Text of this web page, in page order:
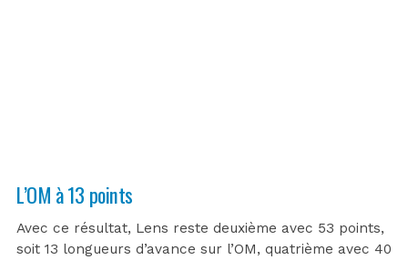
L’OM à 13 points
Avec ce résultat, Lens reste deuxième avec 53 points,
soit 13 longueurs d’avance sur l’OM, quatrième avec 40